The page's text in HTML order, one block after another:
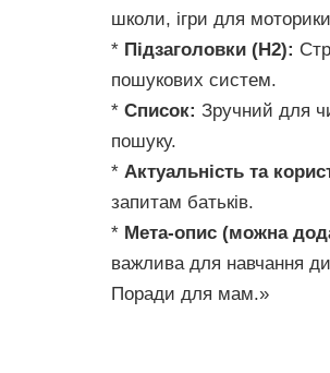
школи, ігри для
* Підзаголовки (H2):
пошукових систем.
* Список: Зручний для
пошуку.
* Актуальність та
запитам батьків.
* Мета-опис (можна
важлива для навчання
Поради для мам.»